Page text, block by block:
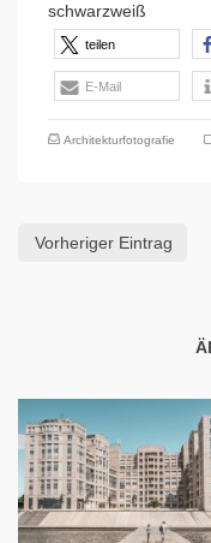
schwarzweiß
teilen
E-Mail
Architekturfotografie
Vorheriger Eintrag